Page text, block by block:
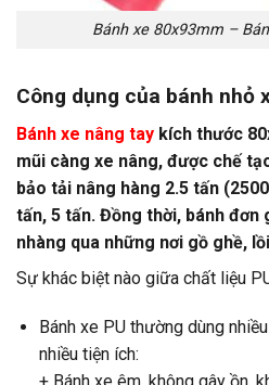
Bánh xe 80x93mm –
Công dụng của bánh nhỏ
Bánh xe nâng tay kích thước
mũi càng xe nâng, được chế
bảo tải nâng hàng 2.5 tấn
tấn, 5 tấn. Đồng thời, bánh đơn
nhàng qua những nơi gồ ghề,
Sự khác biệt nào giữa chất liệu
Bánh xe PU thường dùng
nhiều tiện ích: